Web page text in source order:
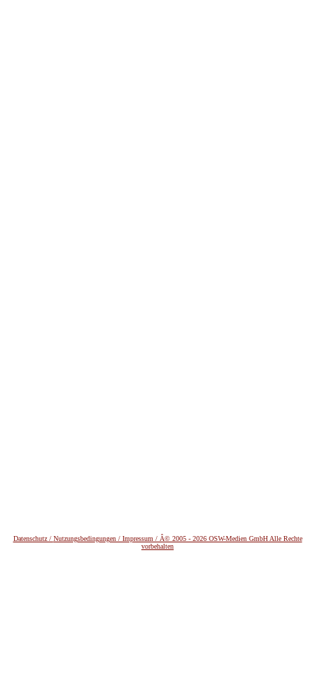
Datenschutz / Nutzungsbedingungen / Impressum / Â© 2005 - 2026 OSW-Medien GmbH Alle Rechte
vorbehalten